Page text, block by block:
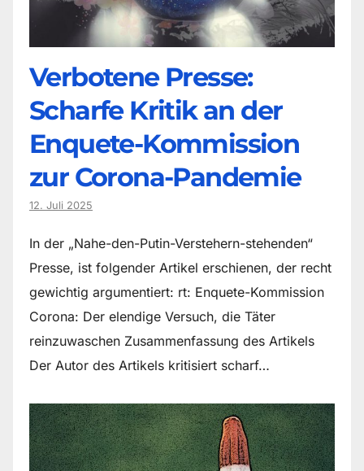
Verbotene Presse:
Scharfe Kritik an der
Enquete-Kommission
zur Corona-Pandemie
12. Juli 2025
In der „Nahe-den-Putin-Verstehern-stehenden“
Presse, ist folgender Artikel erschienen, der recht
gewichtig argumentiert: rt: Enquete-Kommission
Corona: Der elendige Versuch, die Täter
reinzuwaschen Zusammenfassung des Artikels
Der Autor des Artikels kritisiert scharf…